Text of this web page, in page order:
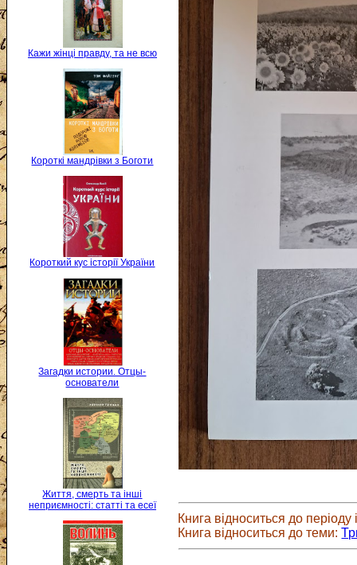
Кажи жінці правду, та не всю
Короткі мандрівки з Боготи
Короткий кус історії України
Загадки истории. Отцы-
основатели
Життя, смерть та інші
неприємності: статті та есеї
Книга відноситься до періоду
Книга відноситься до теми: